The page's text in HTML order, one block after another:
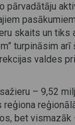
pārvadātāju
skaits un tiks
turpināsim arī
valdes
– 9,52
reģiona
bet vismazāk